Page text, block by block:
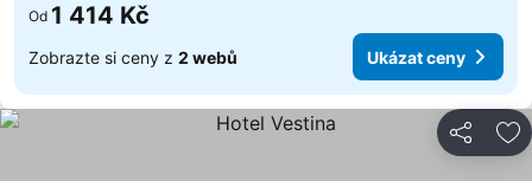
Od 1 414 Kč
Zobrazte si ceny z 2 webů Ukázat ceny
Sdílet